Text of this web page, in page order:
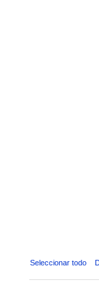
Seleccionar todo